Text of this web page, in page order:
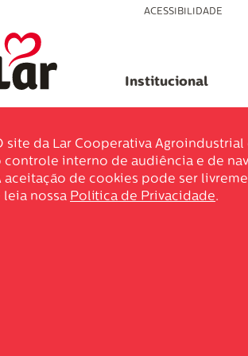
ACESSIBILIDADE
Institucional
site da Lar Cooperativa
controle interno de audiência e de
aceitação de cookies pode ser
leia nossa Política de Privacidade.